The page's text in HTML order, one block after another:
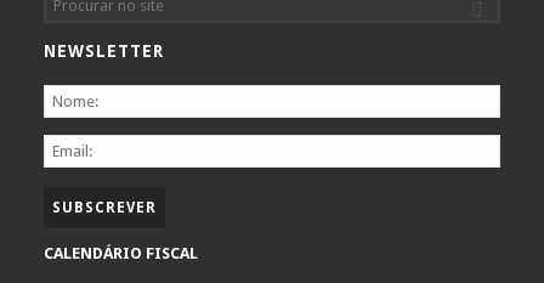
NEWSLETTER
CALENDÁRIO FISCAL